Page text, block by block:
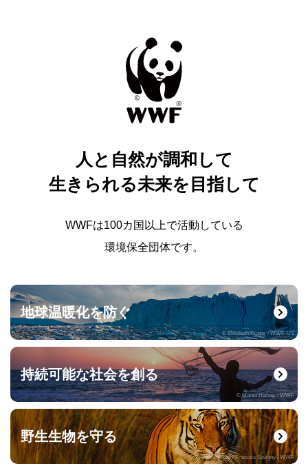
人と自然が調和して
生きられる未来を目指して
WWFは100カ国以上で活動している
環境保全団体です。
地球温暖化を防ぐ
© Elisabeth Kruger / WWF-US
持続可能な社会を創る
© Martin Harvey / WWF
野生生物を守る
© naturepl.com / Francois Savigny / WWF